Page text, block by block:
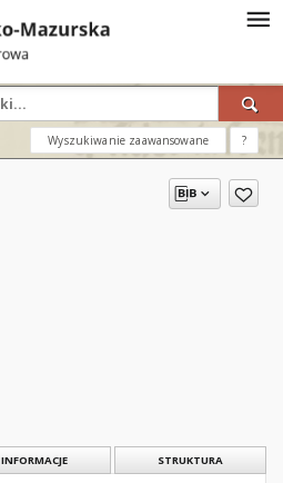
Wyszukiwanie zaawansowane ?
INFORMACJE STRUKTURA